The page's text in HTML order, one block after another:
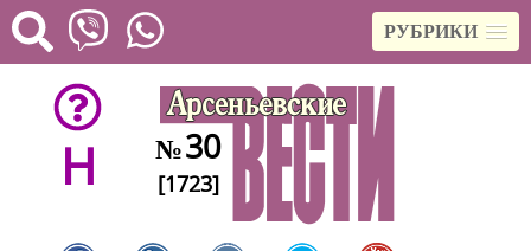
РУБРИКИ
H №30
[1723]